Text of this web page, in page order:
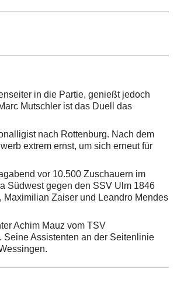
in die Partie, genießt jedoch
Mutschler ist das Duell das
nach Rottenburg. Nach dem
extrem ernst, um sich erneut für
vor 10.500 Zuschauern im
Südwest gegen den SSV Ulm 1846
Zaiser und Leandro Mendes
Achim Mauz vom TSV
Assistenten an der Seitenlinie